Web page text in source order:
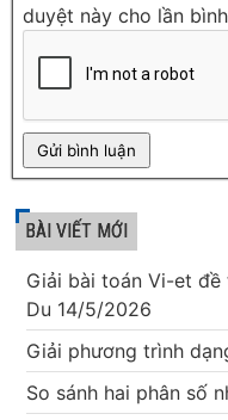
duyệt này cho lần
BÀI VIẾT MỚI
Giải bài toán Vi-et đề
Du 14/5/2026
Giải phương trình
So sánh hai phân số